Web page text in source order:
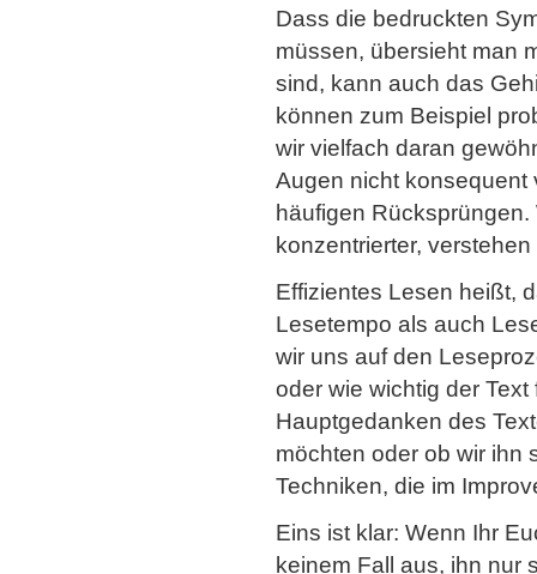
Dass die bedruckten
müssen, übersieht man
sind, kann auch das
können zum Beispiel
wir vielfach daran
Augen nicht konsequent
häufigen
konzentrierter,
Effizientes Lesen heißt,
Lesetempo als auch
wir uns auf den
oder wie wichtig der
Hauptgedanken des
möchten oder ob wir ihn
Techniken, die im
Eins ist klar: Wenn Ihr
keinem Fall aus, ihn nur